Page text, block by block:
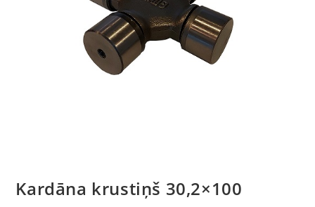
Kardāna krustiņš 30,2×100